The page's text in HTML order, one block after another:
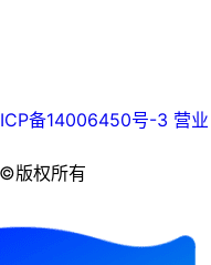
备14006450号-3 营业
版权所有